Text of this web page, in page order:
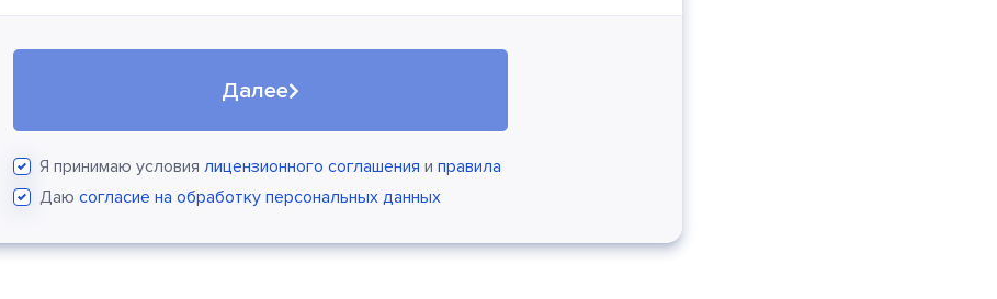
Далее
Я принимаю условия лицензионного соглашения и правила
Даю согласие на обработку персональных данных